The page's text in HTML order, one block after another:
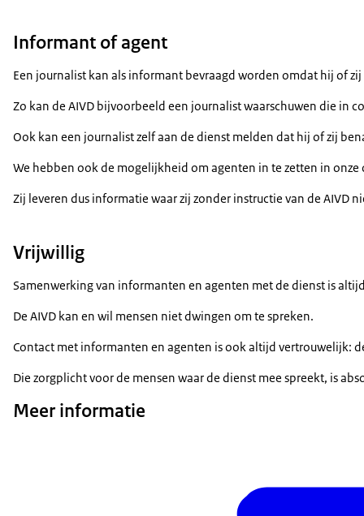
Informant of agent
Een journalist kan als informant bevraagd worden omdat hij of
Zo kan de AIVD bijvoorbeeld een journalist waarschuwen die in
Ook kan een journalist zelf aan de dienst melden dat hij of zij
We hebben ook de mogelijkheid om agenten in te zetten in
Zij leveren dus informatie waar zij zonder instructie van de AIVD
Vrijwillig
Samenwerking van informanten en agenten met de dienst is
De AIVD kan en wil mensen niet dwingen om te spreken.
Contact met informanten en agenten is ook altijd vertrouwelijk:
Die zorgplicht voor de mensen waar de dienst mee spreekt, is
Meer informatie